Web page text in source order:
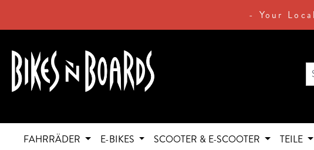
- Your
FAHRRÄDER E-BIKES SCOOTER & E-SCOOTER TEILE